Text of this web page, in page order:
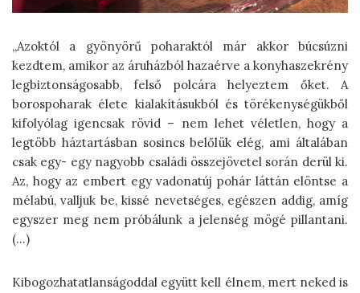
„Azoktól a gyönyörű poharaktól már akkor búcsúzni
kezdtem, amikor az áruházból hazaérve a konyhaszekrény
legbiztonságosabb, felső polcára helyeztem őket. A
borospoharak élete kialakításukból és törékenységükből
kifolyólag igencsak rövid – nem lehet véletlen, hogy a
legtöbb háztartásban sosincs belőlük elég, ami általában
csak egy- egy nagyobb családi összejövetel során derül ki.
Az, hogy az embert egy vadonatúj pohár láttán elöntse a
mélabú, valljuk be, kissé nevetséges, egészen addig, amíg
egyszer meg nem próbálunk a jelenség mögé pillantani.
(…)
Kibogozhatatlanságoddal együtt kell élnem, mert neked is